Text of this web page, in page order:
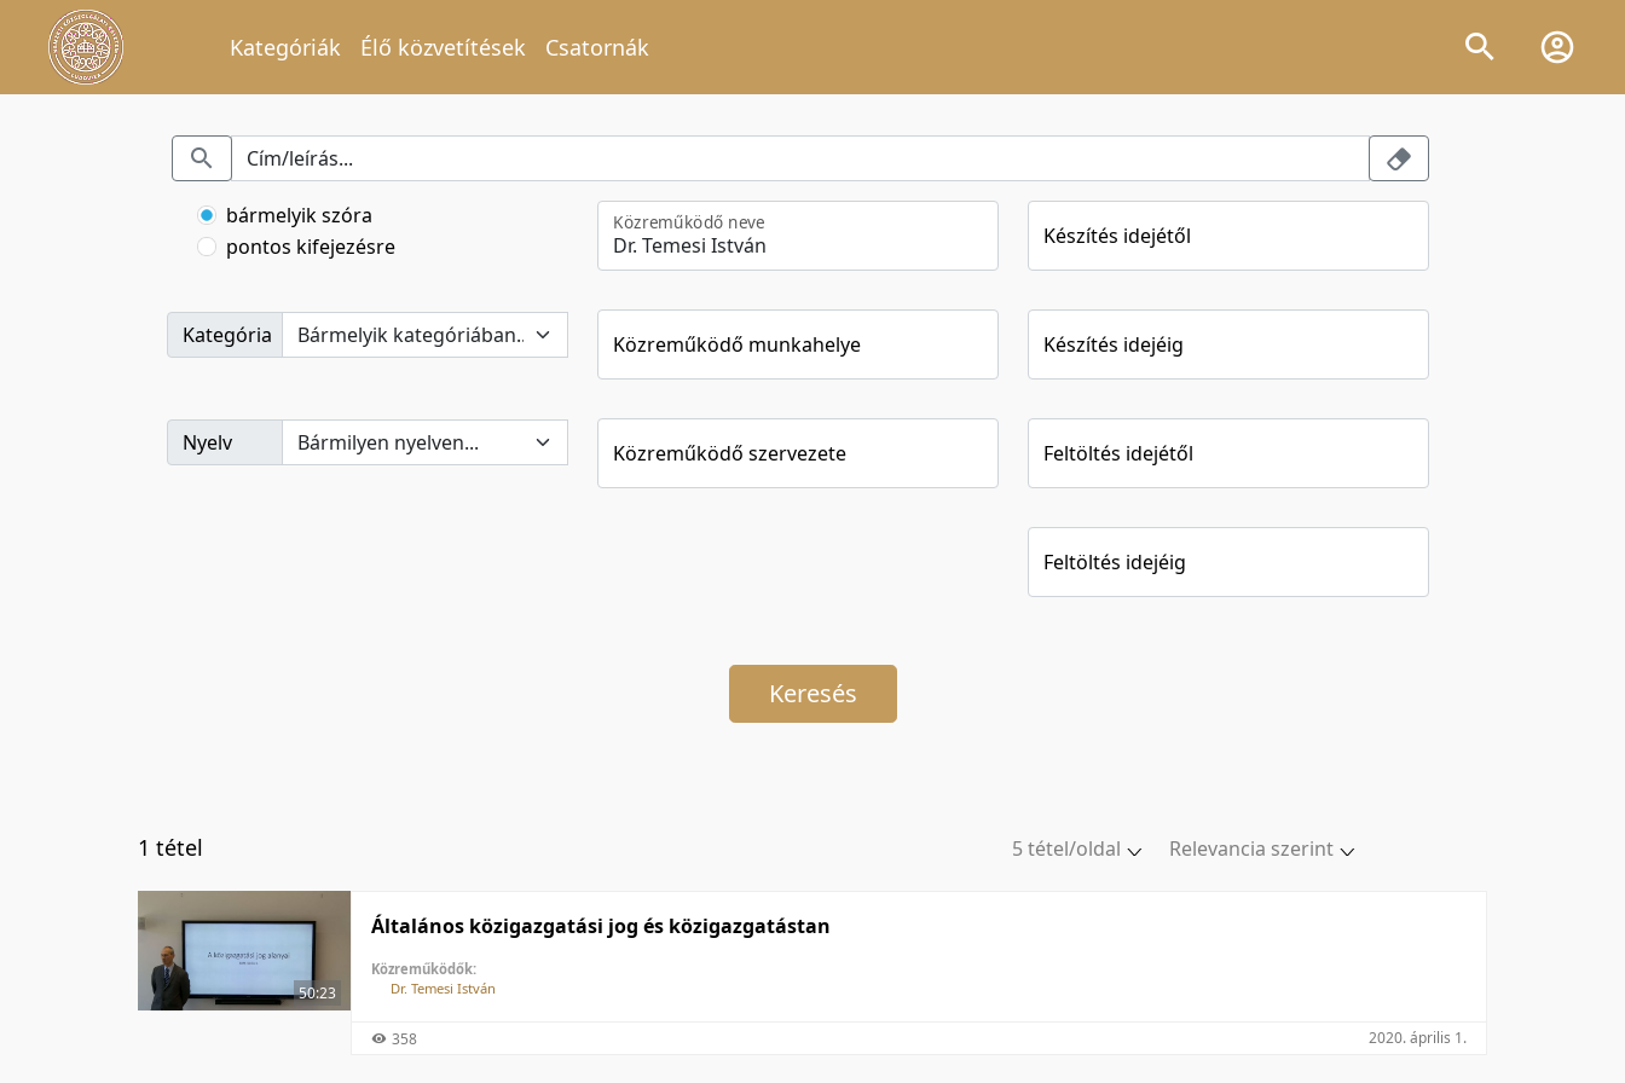
Kategóriák Élő közvetítések Csatornák
bármelyik szóra
pontos kifejezésre
Kategória
Nyelv
Közreműködő neve
Közreműködő munkahelye
Közreműködő szervezete
Készítés idejétől
Készítés idejéig
Feltöltés idejétől
Feltöltés idejéig
Keresés
Relevancia szerint
Feltöltés dátuma szerint
1 tétel
5 tétel/oldal
50:23
Általános közigazgatási jog és közigazgatástan
Közreműködők:
Dr. Temesi István
358 2020. április 1.